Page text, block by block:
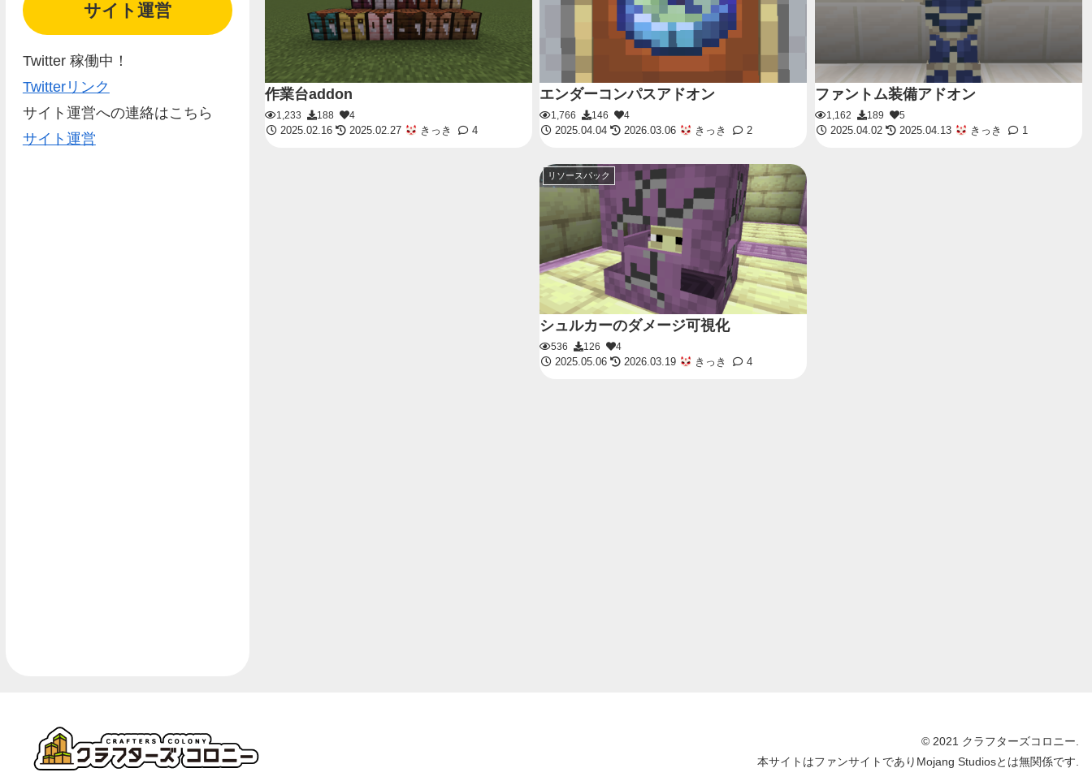
作業台addon
1,233 188
4
2025.02.16
2025.02.27 きっき 4
エンダーコンパスアドオン
1,766 146
4
2025.04.04
2026.03.06 きっき 2
ファントム装備アドオン
1,162 189
5
2025.04.02
2025.04.13 きっき 1
リソースパック
シュルカーのダメージ可視化
536 126
4
2025.05.06
2026.03.19 きっき 4
サイト運営
Twitter 稼働中！
Twitterリンク
サイト運営への連絡はこちら
サイト運営
© 2021 クラフターズコロニー.
本サイトはファンサイトでありMojang Studiosとは無関係です.